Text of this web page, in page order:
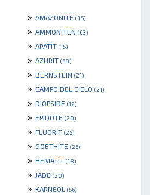
» AMAZONITE (35)
» AMMONITEN (63)
» APATIT (15)
» AZURIT (58)
» BERNSTEIN (21)
» CAMPO DEL CIELO (21)
» DIOPSIDE (12)
» EPIDOTE (20)
» FLUORIT (25)
» GOETHITE (26)
» HEMATIT (18)
» JADE (20)
» KARNEOL (56)